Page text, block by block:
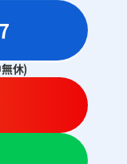
休)